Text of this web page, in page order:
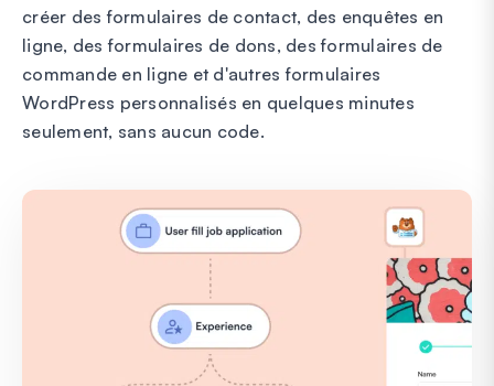
créer des formulaires de contact, des enquêtes en
ligne, des formulaires de dons, des formulaires de
commande en ligne et d'autres formulaires
WordPress personnalisés en quelques minutes
seulement, sans aucun code.